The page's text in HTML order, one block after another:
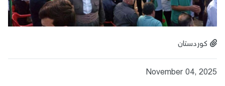
کوردستان
November 04, 2025